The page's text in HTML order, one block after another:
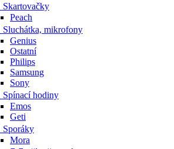
Skartovačky
Peach
Sluchátka, mikrofony
Genius
Ostatní
Philips
Samsung
Sony
Spínací hodiny
Emos
Geti
Sporáky
Mora